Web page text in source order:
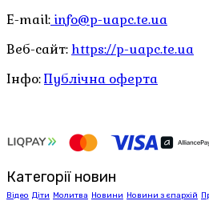
E-mail: info@p-uapc.te.ua
Веб-сайт: https://p-uapc.te.ua
Інфо:Публічна оферта
Категорії новин
Відео Діти Молитва Новини Новини з єпархій